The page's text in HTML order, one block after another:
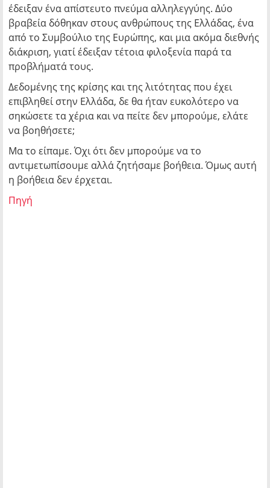
έδειξαν ένα απίστευτο πνεύμα αλληλεγγύης. Δύο
βραβεία δόθηκαν στους ανθρώπους της Ελλάδας, ένα
από το Συμβούλιο της Ευρώπης, και μια ακόμα διεθνής
διάκριση, γιατί έδειξαν τέτοια φιλοξενία παρά τα
προβλήματά τους.
Δεδομένης της κρίσης και της λιτότητας που έχει
επιβληθεί στην Ελλάδα, δε θα ήταν ευκολότερο να
σηκώσετε τα χέρια και να πείτε δεν μπορούμε, ελάτε
να βοηθήσετε;
Μα το είπαμε. Όχι ότι δεν μπορούμε να το
αντιμετωπίσουμε αλλά ζητήσαμε βοήθεια. Όμως αυτή
η βοήθεια δεν έρχεται.
Πηγή